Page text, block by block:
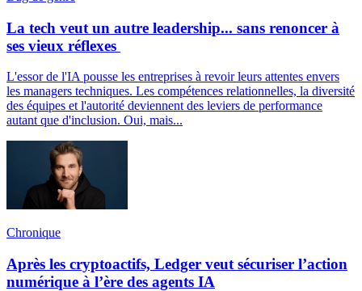
La tech veut un autre leadership... sans renoncer à
ses vieux réflexes
L'essor de l'IA pousse les entreprises à revoir leurs attentes envers
les managers techniques. Les compétences relationnelles, la diversité
des équipes et l'autorité deviennent des leviers de performance
autant que d'inclusion. Oui, mais...
Chronique
Après les cryptoactifs, Ledger veut sécuriser l’action
numérique à l’ère des agents IA